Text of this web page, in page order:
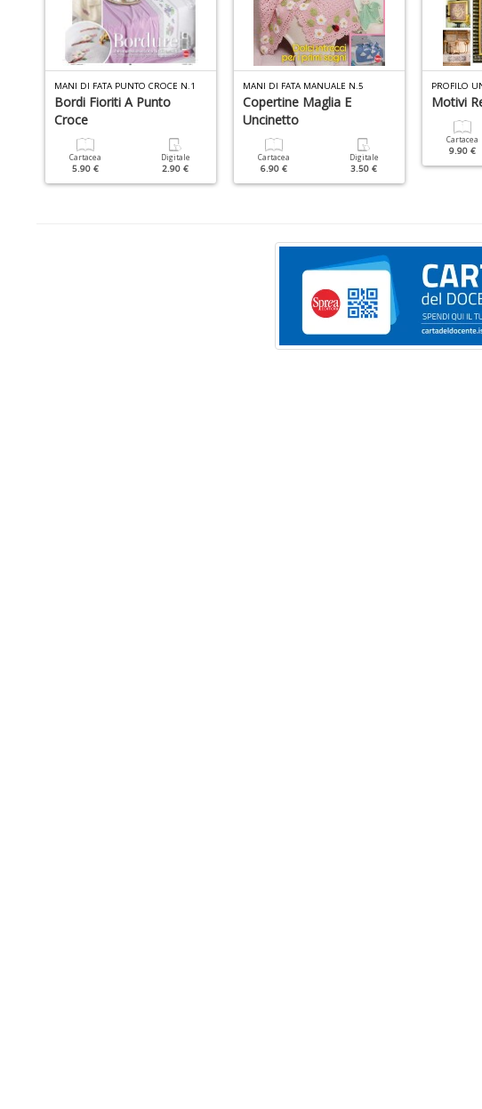
MANI DI FATA PUNTO CROCE N.1
Bordi Fioriti A Punto
Croce
Cartacea
5.90 €
Digitale
2.90 €
MANI DI FATA MANUALE N.5
Copertine Maglia E
Uncinetto
Cartacea
6.90 €
Digitale
3.50 €
PROFILO
Motivi
Cartacea
9.90 €